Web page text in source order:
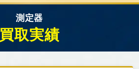
測定器
買取実績